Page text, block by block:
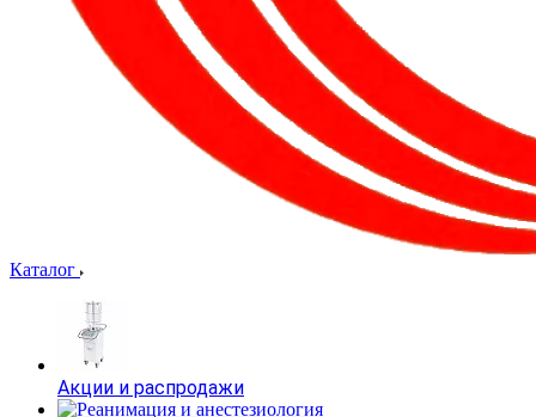
Каталог
Акции и распродажи